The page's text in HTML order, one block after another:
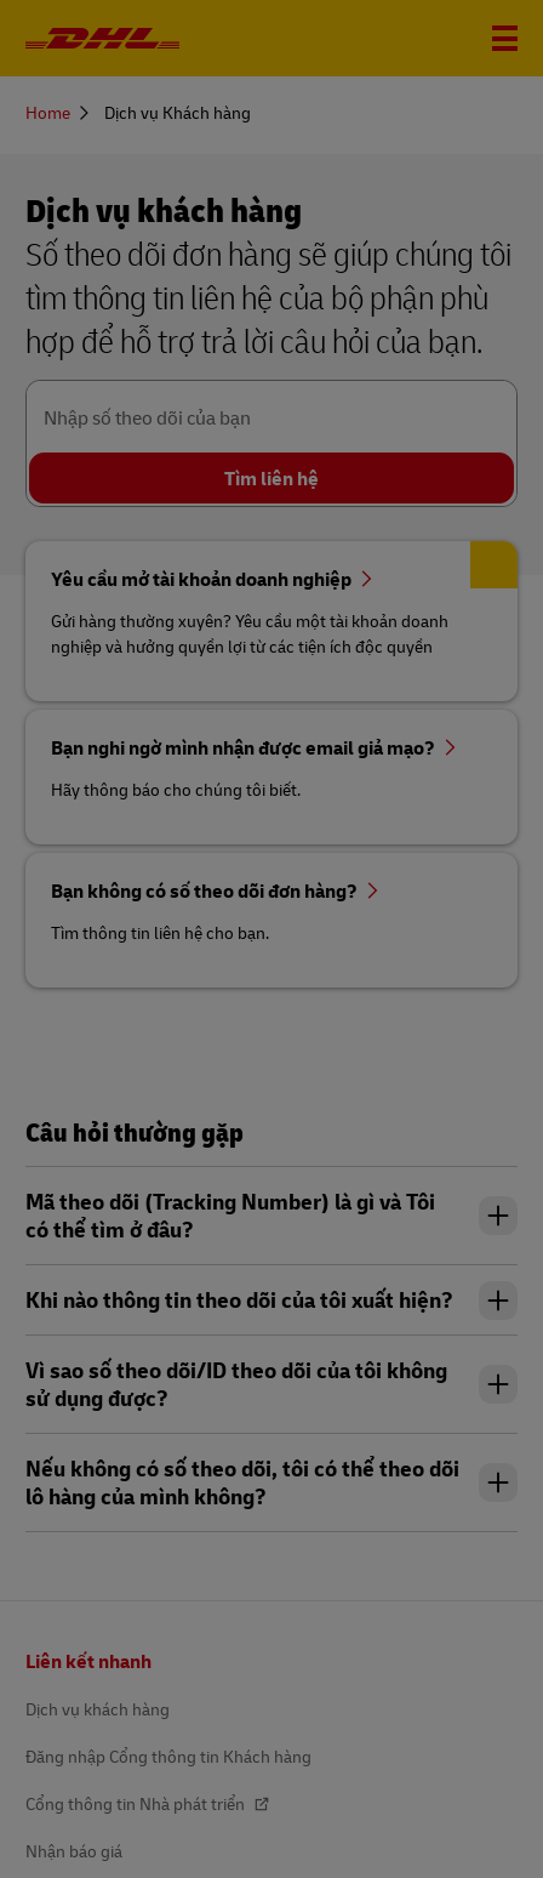
You
are
Home Dịch vụ Khách hàng
Dịch vụ khách hàng
Số theo dõi đơn hàng sẽ giúp chúng tôi
tìm thông tin liên hệ của bộ phận phù
hợp để hỗ trợ trả lời câu hỏi của bạn.
Nhập số theo dõi của bạn
Tìm liên hệ
Yêu cầu mở tài khoản doanh nghiệp
Gửi hàng thường xuyên? Yêu cầu một tài khoản doanh
nghiệp và hưởng quyền lợi từ các tiện ích độc quyền
Bạn nghi ngờ mình nhận được email giả mạo?
Hãy thông báo cho chúng tôi biết.
Bạn không có số theo dõi đơn hàng?
Tìm thông tin liên hệ cho bạn.
Câu hỏi thường gặp
Mã theo dõi (Tracking Number) là gì và Tôi
có thể tìm ở đâu?
Khi nào thông tin theo dõi của tôi xuất hiện?
Vì sao số theo dõi/ID theo dõi của tôi không
sử dụng được?
Nếu không có số theo dõi, tôi có thể theo dõi
lô hàng của mình không?
trang
Liên kết nhanh
Dịch vụ khách hàng
Đăng nhập Cổng thông tin Khách hàng
Cổng thông tin Nhà phát triển
Nhận báo giá